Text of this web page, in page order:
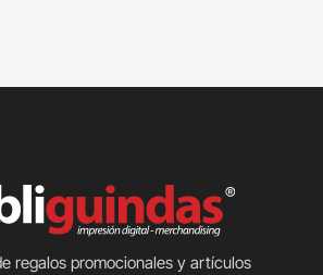
regalos promocionales y artículos